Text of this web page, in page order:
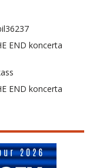
END koncerta
END koncerta